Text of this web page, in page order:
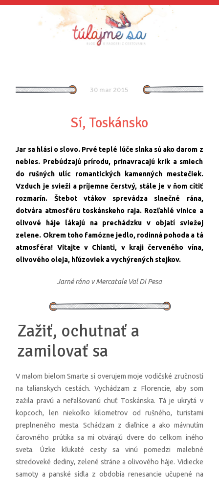
30 mar 2015
Sí, Toskánsko
Jar sa hlási o slovo. Prvé teplé lúče slnka sú ako darom z
nebies. Prebúdzajú prírodu, prinavracajú krik a smiech
do rušných ulíc romantických kamenných mestečiek.
Vzduch je svieži a príjemne čerstvý, stále je v ňom cítiť
rozmarín. Štebot vtákov sprevádza slnečné rána,
dotvára atmosféru toskánskeho raja. Rozľahlé vinice a
olivové háje lákajú na prechádzku v objatí sviežej
zelene. Okrem toho famózne jedlo, rodinná pohoda a tá
atmosféra! Vitajte v Chianti, v kraji červeného vína,
olivového oleja, hľúzoviek a vychýrených stejkov.
Jarné ráno v Mercatale Val Di Pesa
Zažiť, ochutnať a
zamilovať sa
V malom bielom Smarte si overujem moje vodičské zručnosti
na talianskych cestách. Vychádzam z Florencie, aby som
zažila pravú a nefalšovanú chuť Toskánska. Tá je ukrytá v
kopcoch, len niekoľko kilometrov od rušného, turistami
preplneného mesta. Schádzam z diaľnice a ako mávnutím
čarovného prútika sa mi otvárajú dvere do celkom iného
sveta. Úzke kľukaté cesty sa vinú pomedzi malebné
stredoveké dediny, zelené stráne a olivového háje. Vidiecke
samoty a panské sídla z obdobia renesancie učupené na